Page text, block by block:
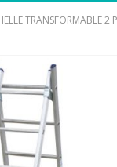
TRANSFORMABLE 2